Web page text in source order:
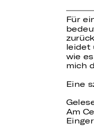
Für
leidet
wie
mich
Eine
Am